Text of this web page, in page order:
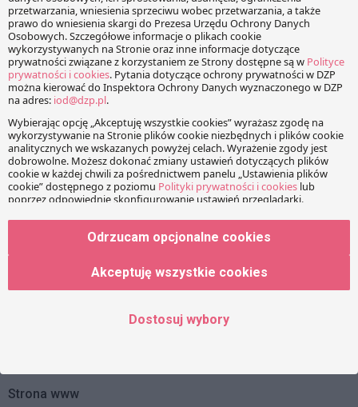
Twój adres e-mail nie zostanie opublikowany. Wymagane
pola są oznaczone*
Wiadomość
Strona www
Odrzucam opcjonalne cookies
Akceptuję wszystkie cookies
Dostosuj wybory